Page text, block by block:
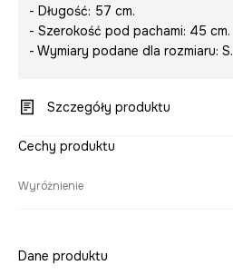
- Długość: 57 cm.
- Szerokość pod pachami: 45 cm.
- Wymiary podane dla rozmiaru: S.
Szczegóły produktu
Cechy produktu
Wyróżnienie
Dane produktu